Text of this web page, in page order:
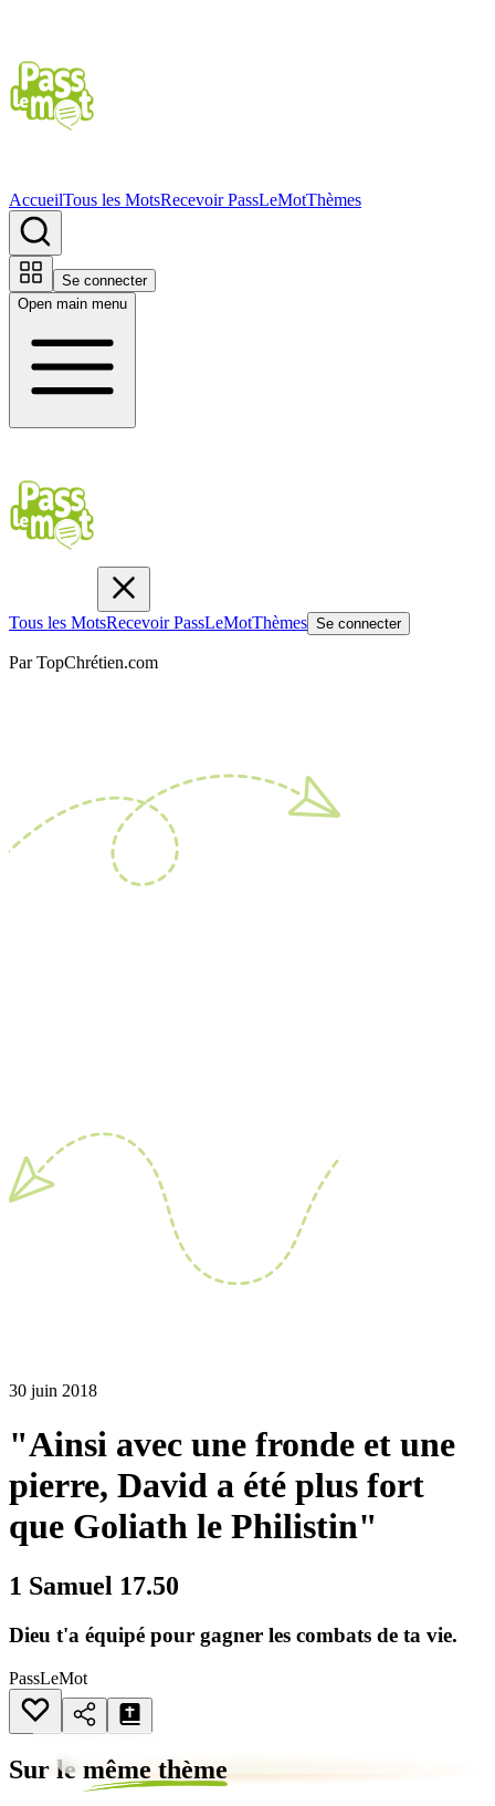
AccueilTous les MotsRecevoir PassLeMotThèmes
Se connecter
Open main menu
Tous les MotsRecevoir PassLeMotThèmes Se connecter
Par TopChrétien.com
30 juin 2018
"Ainsi avec une fronde et une
pierre, David a été plus fort
que Goliath le Philistin"
1 Samuel 17.50
Dieu t'a équipé pour gagner les combats de ta vie.
PassLeMot
Sur le même thème